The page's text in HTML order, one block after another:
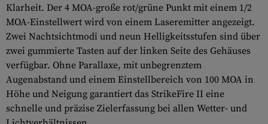
Klarheit. Der 4 MOA-große rot/grüne Punkt mit einem 1/2
MOA-Einstellwert wird von einem Laseremitter angezeigt.
Zwei Nachtsichtmodi und neun Helligkeitsstufen sind über
zwei gummierte Tasten auf der linken Seite des Gehäuses
verfügbar. Ohne Parallaxe, mit unbegrenztem
Augenabstand und einem Einstellbereich von 100 MOA in
Höhe und Neigung garantiert das StrikeFire II eine
schnelle und präzise Zielerfassung bei allen Wetter- und